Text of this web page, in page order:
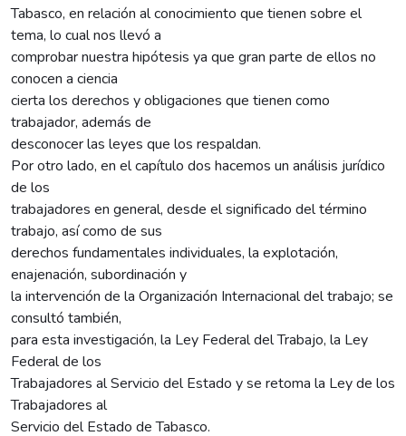
Tabasco, en relación al conocimiento que tienen sobre el
tema, lo cual nos llevó a
comprobar nuestra hipótesis ya que gran parte de ellos no
conocen a ciencia
cierta los derechos y obligaciones que tienen como
trabajador, además de
desconocer las leyes que los respaldan.
Por otro lado, en el capítulo dos hacemos un análisis jurídico
de los
trabajadores en general, desde el significado del término
trabajo, así como de sus
derechos fundamentales individuales, la explotación,
enajenación, subordinación y
la intervención de la Organización Internacional del trabajo; se
consultó también,
para esta investigación, la Ley Federal del Trabajo, la Ley
Federal de los
Trabajadores al Servicio del Estado y se retoma la Ley de los
Trabajadores al
Servicio del Estado de Tabasco.